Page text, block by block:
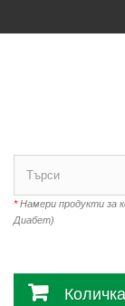
*Намери продукти за
Диабет)
Количка